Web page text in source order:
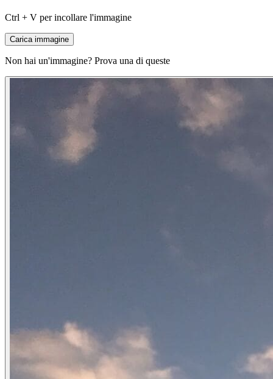
Ctrl + V per incollare l'immagine
Carica immagine
Non hai un'immagine? Prova una di queste